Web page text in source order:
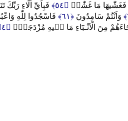
فَغَشّٰيهَا مَا غَشّٰىۚ ﴿٥٤﴾ فَبِاَيِّ اٰلَٓاءِ رَبِّكَ
وَاَنْتُمْ سَامِدُونَ ﴿٦١﴾ فَاسْجُدُوا لِلّٰهِ
مِنَ الْاَنْـبَٓاءِ مَا ف۪يهِ مُزْدَجَرٌۙ ﴿٤﴾